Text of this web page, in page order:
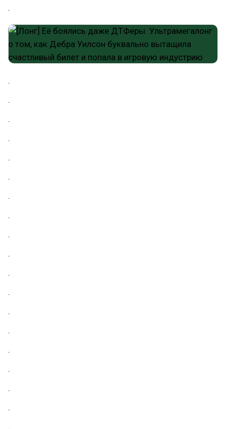
.
.
.
.
.
.
.
.
.
.
.
.
.
.
.
.
.
.
.
.